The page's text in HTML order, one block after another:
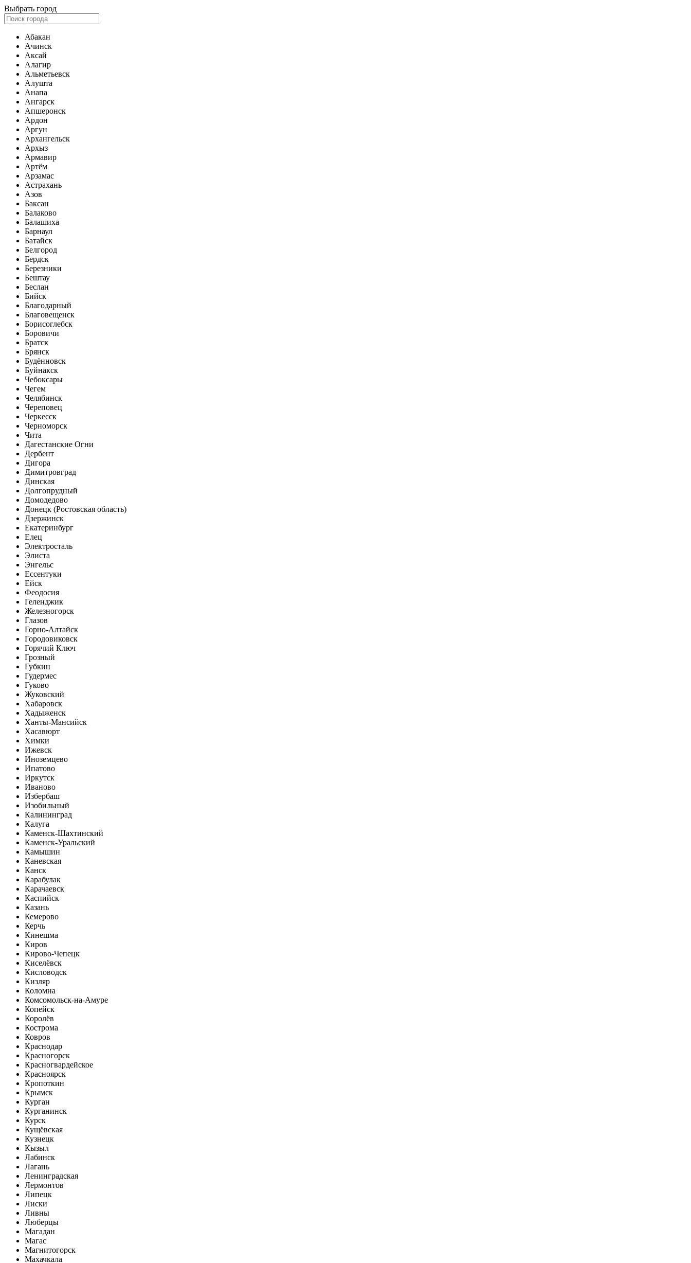
Выбрать город
Абакан
Ачинск
Аксай
Алагир
Альметьевск
Алушта
Анапа
Ангарск
Апшеронск
Ардон
Аргун
Архангельск
Архыз
Армавир
Артём
Арзамас
Астрахань
Азов
Баксан
Балаково
Балашиха
Барнаул
Батайск
Белгород
Бердск
Березники
Бештау
Беслан
Бийск
Благодарный
Благовещенск
Борисоглебск
Боровичи
Братск
Брянск
Будённовск
Буйнакск
Чебоксары
Чегем
Челябинск
Череповец
Черкесск
Черноморск
Чита
Дагестанские Огни
Дербент
Дигора
Димитровград
Динская
Долгопрудный
Домодедово
Донецк (Ростовская область)
Дзержинск
Екатеринбург
Елец
Электросталь
Элиста
Энгельс
Ессентуки
Ейск
Феодосия
Геленджик
Железногорск
Глазов
Горно-Алтайск
Городовиковск
Горячий Ключ
Грозный
Губкин
Гудермес
Гуково
Жуковский
Хабаровск
Хадыженск
Ханты-Мансийск
Хасавюрт
Химки
Ижевск
Иноземцево
Ипатово
Иркутск
Иваново
Избербаш
Изобильный
Калининград
Калуга
Каменск-Шахтинский
Каменск-Уральский
Камышин
Каневская
Канск
Карабулак
Карачаевск
Каспийск
Казань
Кемерово
Керчь
Кинешма
Киров
Кирово-Чепецк
Киселёвск
Кисловодск
Кизляр
Коломна
Комсомольск-на-Амуре
Копейск
Королёв
Кострома
Ковров
Краснодар
Красногорск
Красногвардейское
Красноярск
Кропоткин
Крымск
Курган
Курганинск
Курск
Кущёвская
Кузнецк
Кызыл
Лабинск
Лагань
Ленинградская
Лермонтов
Липецк
Лиски
Ливны
Люберцы
Магадан
Магас
Магнитогорск
Махачкала